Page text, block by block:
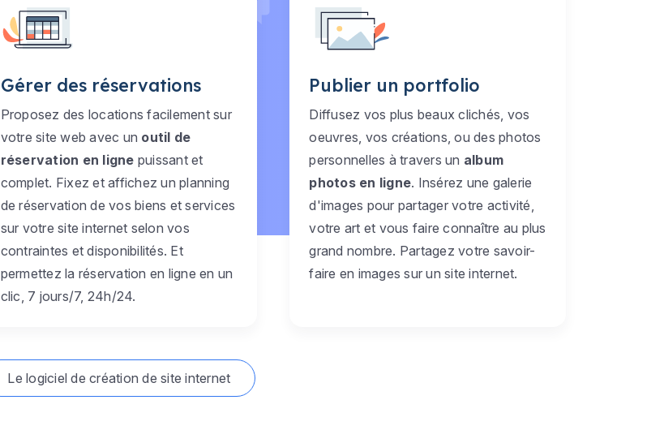
Gérer des réservations
Proposez des locations facilement sur
votre site web avec un outil de
réservation en ligne puissant et
complet. Fixez et affichez un planning
de réservation de vos biens et services
sur votre site internet selon vos
contraintes et disponibilités. Et
permettez la réservation en ligne en un
clic, 7 jours/7, 24h/24.
Publier un portfolio
Diffusez vos plus beaux clichés, vos
oeuvres, vos créations, ou des photos
personnelles à travers un album
photos en ligne. Insérez une galerie
d'images pour partager votre activité,
votre art et vous faire connaître au plus
grand nombre. Partagez votre savoir-
faire en images sur un site internet.
Le logiciel de création de site internet